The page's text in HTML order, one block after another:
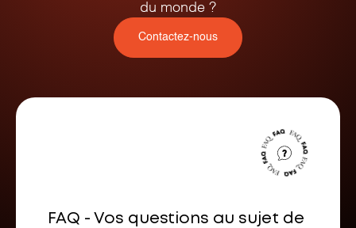
du monde ?
Contactez-nous
FAQ - Vos questions au sujet de